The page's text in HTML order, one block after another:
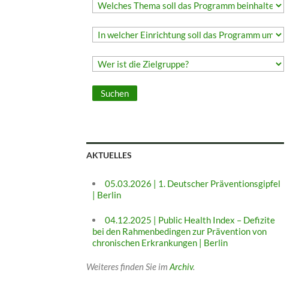
AKTUELLES
05.03.2026 | 1. Deutscher Präventionsgipfel
| Berlin
04.12.2025 | Public Health Index – Defizite
bei den Rahmenbedingen zur Prävention von
chronischen Erkrankungen | Berlin
Weiteres finden Sie im Archiv.